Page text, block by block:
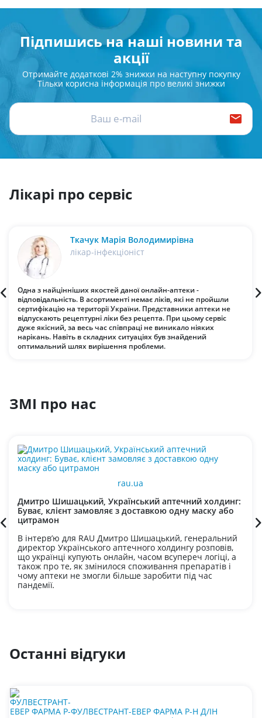
Підпишись на наші новини та
акції
Отримайте додаткові 2% знижки на наступну покупку
Тільки корисна інформація про великі знижки
Лікарі про сервіс
Ткачук Марія Володимирівна
лікар-інфекціоніст
Одна з найцінніших якостей даної онлайн-аптеки -
відповідальність. В асортименті немає ліків, які не пройшли
сертифікацію на території України. Представники аптеки не
відпускають рецептурні ліки без рецепта. При цьому сервіс
дуже якісний, за весь час співпраці не виникало ніяких
нарікань. Навіть в складних ситуаціях був знайдений
оптимальний шлях вирішення проблеми.
ЗМІ про нас
rau.ua
Дмитро Шишацький, Український аптечний холдинг:
Буває, клієнт замовляє з доставкою одну маску або
цитрамон
В інтерв’ю для RAU Дмитро Шишацький, генеральний
директор Українського аптечного холдингу розповів,
що українці купують онлайн, часом всупереч логіці, а
також про те, як змінилося споживання препаратів і
чому аптеки не змогли більше заробити під час
пандемії.
Останні відгуки
ФУЛВЕСТРАНТ-ЕВЕР ФАРМА Р-Н Д/ІН